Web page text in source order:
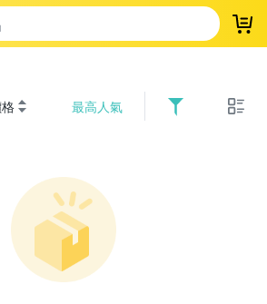
登
最高人氣